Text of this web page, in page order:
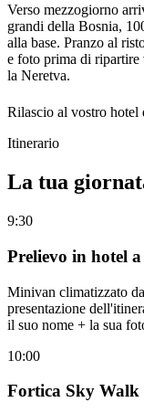
Verso mezzogiorno
grandi della Bosnia,
alla base. Pranzo al
e foto prima di ripartire
la Neretva.
Rilascio al vostro hotel
Itinerario
La tua
9:30
Prelievo in hotel
Minivan climatizzato
presentazione
il suo nome + la sua
10:00
Fortica Sky Walk